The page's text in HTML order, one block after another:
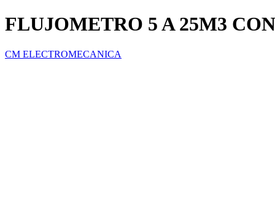
FLUJOMETRO 5 A 25M3
CM ELECTROMECANICA